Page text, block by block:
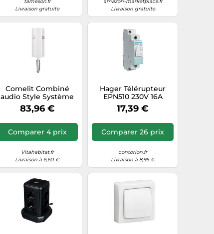
tameson.fr
Livraison gratuite
amazon-marketplace.fr
Livraison gratuite
Comelit Combiné
audio Style Système
Simplebus 2 2638
83,96 €
Comparer 4 prix
Vitahabitat.fr
Livraison à 6,60 €
Hager Télérupteur
EPN510 230V 16A
unipolaire 1F
17,39 €
Comparer 26 prix
contorion.fr
Livraison à 8,95 €